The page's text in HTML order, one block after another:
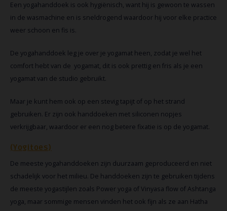
Een yogahanddoek is ook hygiënisch, want hij is gewoon te wassen
in de wasmachine en is sneldrogend waardoor hij voor elke practice
weer schoon en fis is.
De yogahanddoek leg je over je yogamat heen, zodat je wel het
comfort hebt van de yogamat, dit is ook prettig en fris als je een
yogamat van de studio gebruikt.
Maar je kunt hem ook op een stevig tapijt of op het strand
gebruiken. Er zijn ook handdoeken met siliconen nopjes
verkrijgbaar, waardoor er een nog betere fixatie is op de yogamat.
(Yogitoes)
De meeste yogahanddoeken zijn duurzaam geproduceerd en niet
schadelijk voor het milieu. De handdoeken zijn te gebruiken tijdens
de meeste yogastijlen zoals Power yoga of Vinyasa flow of Ashtanga
yoga, maar sommige mensen vinden het ook fijn als ze aan Hatha